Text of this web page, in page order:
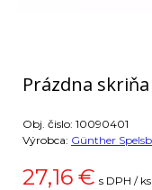
Prázdna skriňa
Obj. čislo: 10090401
Výrobca: Günther
27,16 € s DPH / ks